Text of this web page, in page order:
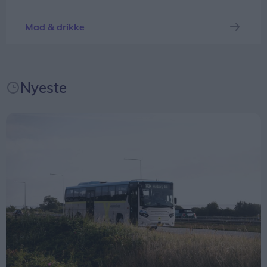
organiseres og fungere i sammenhængen, så jeg
musical i Jægerum Søpark.
mange af butikkens trofaste kunder kom forbi og
sagde tillykke.
Mad & drikke
Nyeste